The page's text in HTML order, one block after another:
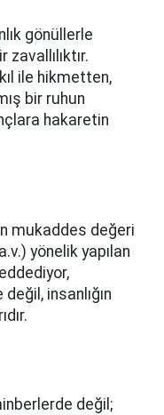
gönüllerle
zavallılıktır.
ile hikmetten,
bir ruhun
hakaretin
mukaddes değeri
yönelik yapılan
insanlığın
değil;